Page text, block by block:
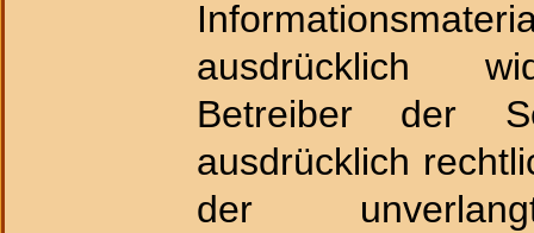
ausdrücklich
Betreiber der
ausdrücklich
der